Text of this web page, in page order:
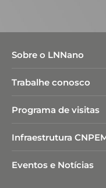
Sobre o LNNano
Trabalhe conosco
Programa de visitas
Infraestrutura
Eventos e Notícias